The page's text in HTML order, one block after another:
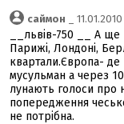
саймон _
__львів-750 __ А ще
Парижі, Лондоні,
квартали.Європа-
мусульман а через
лунають голоси про
попередження
не потрібна.